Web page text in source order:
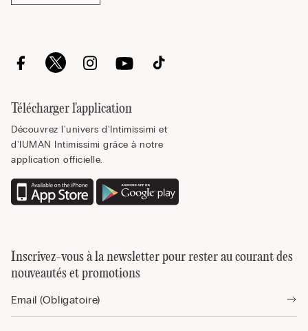
Télécharger l'application
Découvrez l'univers d'Intimissimi et
d'IUMAN Intimissimi grâce à notre
application officielle.
Inscrivez-vous à la newsletter pour rester au courant des
nouveautés et promotions